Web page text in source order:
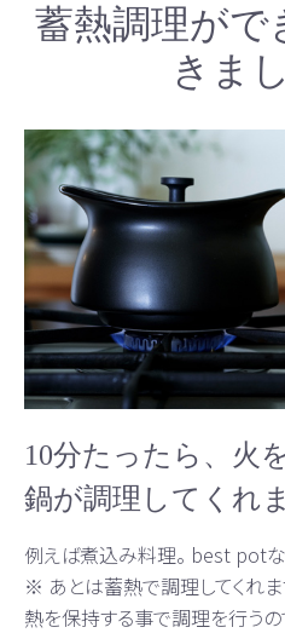
蓄熱調理がで
きま
10分たったら、火
鍋が調理してくれ
例えば煮込み料理。 best pot
※ あとは蓄熱で調理してくれま
熱を保持する事で調理を行う